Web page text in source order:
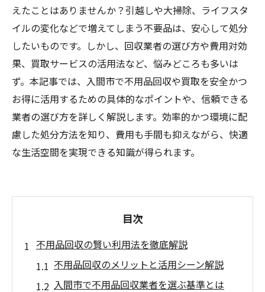
えたことはありませんか？引越しや大掃除、ライフスタ
イルの変化などで増えてしまう不要品は、安心して処分
したいものです。しかし、回収業者の選び方や費用対効
果、買取サービスの活用法など、悩みどころも多いは
ず。本記事では、入間市で不用品回収や買取を安全かつ
お得に活用するための具体的なポイントや、信頼できる
業者の選び方を詳しく解説します。効率的かつ環境に配
慮した処分方法を知り、費用も手間も抑えながら、快適
な生活空間を実現できる知識が得られます。
目次
不用品回収の賢い利用法を徹底解説
不用品回収のメリットと活用シーン解説
入間市で不用品回収業者を選ぶ基準とは